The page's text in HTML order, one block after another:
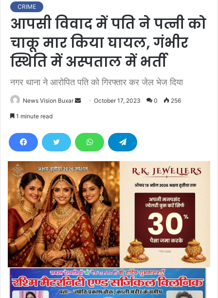
CRIME
आपसी विवाद में पति ने पत्नी को
चाकू मार किया घायल, गंभीर
स्थिति में अस्पताल में भर्ती
नगर थाना ने आरोपित पति को गिरफ्तार कर जेल भेज दिया
News Vision Buxar
d
e
m
a
i
l
October 17, 2023 0 256
1 minute read